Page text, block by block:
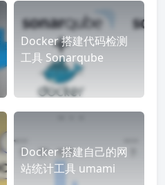
Docker 搭建代码检测
工具 Sonarqube
Docker 搭建自己的网
站统计工具 umami